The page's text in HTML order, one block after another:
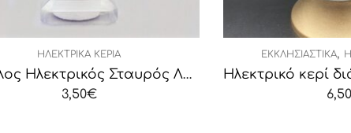
Μεγάλος Ηλεκτρικός Σταυρός Λευκός με Μπαταρία
ΕΚΚΛΗΣΙΑΣΤΙΚΆ
Ηλεκτρικό κερί διάφανο με γυάλινο περίβλημα